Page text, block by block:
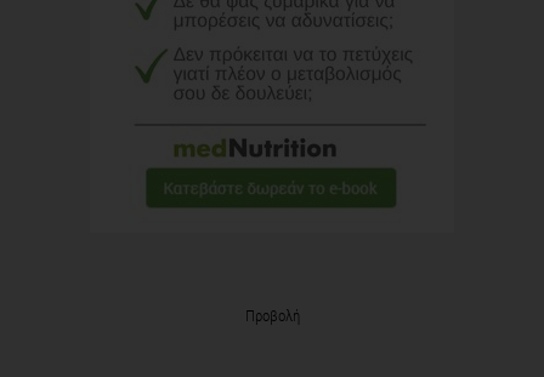
Προβολή